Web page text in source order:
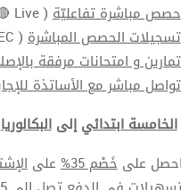
حصص مباشرة تفاعليّة( Live 🔴 )
تسجيلات الحصص المباشرة( REC 📼 )
تمارين و امتحانات مرفقة
تواصل مباشر مع الأساتذة
الخامسة ابتدائيإلىالبكالوريا
علىخَصْم 35% على